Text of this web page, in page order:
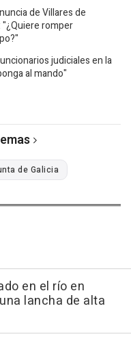
de Villares de
romper
judiciales en la
al mando"
de Galicia
en el río en
lancha de alta